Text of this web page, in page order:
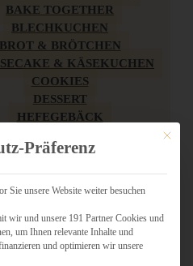
BAKE TOGETHER
BLECHKUCHEN
BROT & BRÖTCHEN
& KÄSEKUCHEN
COOKIES
DESSERT
HEFEGEBÄCK
KUCHEN
CARB & GESÜNDER
AMERICAN BAKERY
SCHOKOLADIGES
HAUPTGERICHT
Mit
Präferenz
unsere Website weiter besuchen
wir und unsere 191 Partner Cookies und
um Ihnen relevante Inhalte und
und optimieren wir unsere